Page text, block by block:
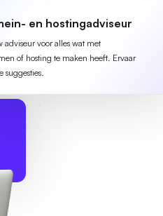
en hostingadviseur
adviseur voor alles wat met
of hosting te maken heeft. Ervaar
suggesties.